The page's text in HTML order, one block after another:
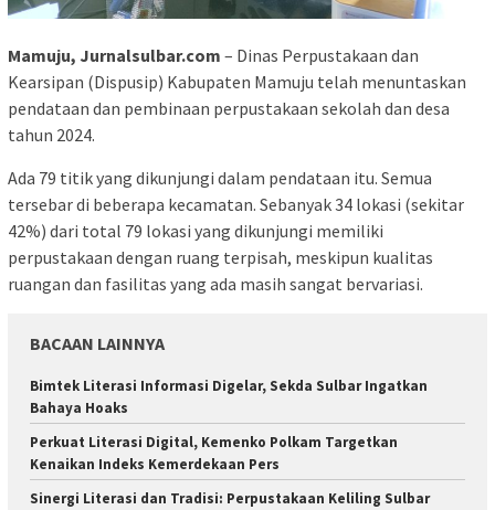
Mamuju, Jurnalsulbar.com – Dinas Perpustakaan dan
Kearsipan (Dispusip) Kabupaten Mamuju telah menuntaskan
pendataan dan pembinaan perpustakaan sekolah dan desa
tahun 2024.
Ada 79 titik yang dikunjungi dalam pendataan itu. Semua
tersebar di beberapa kecamatan. Sebanyak 34 lokasi (sekitar
42%) dari total 79 lokasi yang dikunjungi memiliki
perpustakaan dengan ruang terpisah, meskipun kualitas
ruangan dan fasilitas yang ada masih sangat bervariasi.
BACAAN LAINNYA
Bimtek Literasi Informasi Digelar, Sekda Sulbar Ingatkan
Bahaya Hoaks
Perkuat Literasi Digital, Kemenko Polkam Targetkan
Kenaikan Indeks Kemerdekaan Pers
Sinergi Literasi dan Tradisi: Perpustakaan Keliling Sulbar